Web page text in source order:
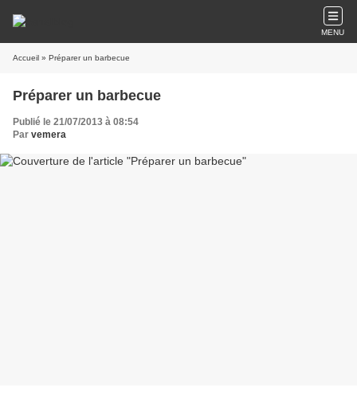
MENU
Accueil » Préparer un barbecue
Préparer un barbecue
Publié le 21/07/2013 à 08:54
Par vemera